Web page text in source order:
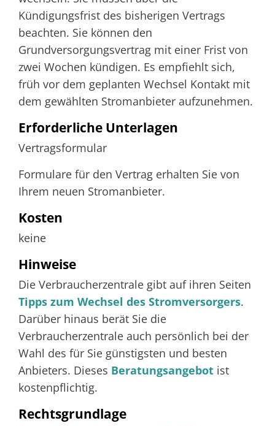
Kündigungsfrist des bisherigen Vertrags
beachten. Sie können den
Grundversorgungsvertrag mit einer Frist von
zwei Wochen kündigen. Es empfiehlt sich,
früh vor dem geplanten Wechsel Kontakt mit
dem gewählten Stromanbieter aufzunehmen.
Erforderliche Unterlagen
Vertragsformular
Formulare für den Vertrag erhalten Sie von
Ihrem neuen Stromanbieter.
Kosten
keine
Hinweise
Die Verbraucherzentrale gibt auf ihren Seiten
Tipps zum Wechsel des Stromversorgers.
Darüber hinaus berät Sie die
Verbraucherzentrale auch persönlich bei der
Wahl des für Sie günstigsten und besten
Anbieters. Dieses Beratungsangebot ist
kostenpflichtig.
Rechtsgrundlage